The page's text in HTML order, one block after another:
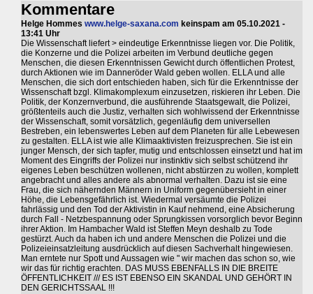
Kommentare
Helge Hommes www.helge-saxana.com keinspam am 05.10.2021 -
13:41 Uhr
Die Wissenschaft liefert > eindeutige Erkenntnisse liegen vor. Die Politik,
die Konzerne und die Polizei arbeiten im Verbund deutliche gegen
Menschen, die diesen Erkenntnissen Gewicht durch öffentlichen Protest,
durch Aktionen wie im Danneröder Wald geben wollen. ELLA und alle
Menschen, die sich dort entschieden haben, sich für die Erkenntnisse der
Wissenschaft bzgl. Klimakomplexum einzusetzen, riskieren ihr Leben. Die
Politik, der Konzernverbund, die ausführende Staatsgewalt, die Polizei,
größtenteils auch die Justiz, verhalten sich wohlwissend der Erkenntnisse
der Wissenschaft, somit vorsätzlich, gegenläufig dem universellen
Bestreben, ein lebenswertes Leben auf dem Planeten für alle Lebewesen
zu gestalten. ELLA ist wie alle Klimaaktivisten freizusprechen. Sie ist ein
junger Mensch, der sich tapfer, mutig und entschlossen einsetzt und hat im
Moment des Eingriffs der Polizei nur instinktiv sich selbst schützend ihr
eigenes Leben beschützen wollenen, nicht abstürzen zu wollen, komplett
angebracht und alles andere als abnormal verhalten. Dazu ist sie eine
Frau, die sich nähernden Männern in Uniform gegenübersieht in einer
Höhe, die Lebensgefährlich ist. Wiedermal versäumte die Polizei
fahrlässig und den Tod der Aktivistin in Kauf nehmend, eine Absicherung
durch Fall - Netzbespannung oder Sprungkissen vorsorglich bevor Beginn
ihrer Aktion. Im Hambacher Wald ist Steffen Meyn deshalb zu Tode
gestürzt. Auch da haben ich und andere Menschen die Polizei und die
Polizeieinsatzleitung ausdrücklich auf diesen Sachverhalt hingewiesen.
Man erntete nur Spott und Aussagen wie " wir machen das schon so, wie
wir das für richtig erachten. DAS MUSS EBENFALLS IN DIE BREITE
ÖFFENTLICHKEIT /// ES IST EBENSO EIN SKANDAL UND GEHÖRT IN
DEN GERICHTSSAAL !!!